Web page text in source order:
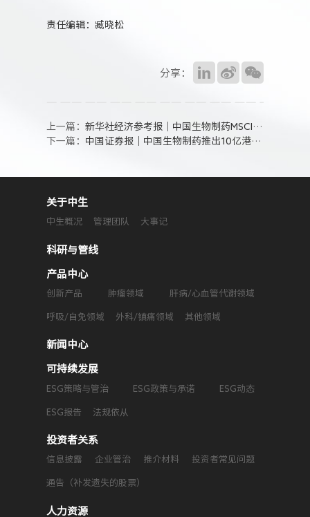
责任编辑：臧晓松
分享：
上一篇：新华社经济参考报｜中国生物制药MSCI ESG评级跃升至A级
下一篇： 中国证券报｜中国生物制药推出10亿港元股份购买计划
关于中生
中生概况 管理团队 大事记
科研与管线
产品中心
创新产品 肿瘤领域 肝病/心血管代谢领域
呼吸/自免领域 外科/镇痛领域 其他领域
新闻中心
可持续发展
ESG策略与管治 ESG政策与承诺 ESG动态
ESG报告 法规依从
投资者关系
信息披露 企业管治 推介材料 投资者常见问题
通告（补发遗失的股票）
人力资源